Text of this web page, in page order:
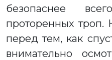
безопаснее
проторенных троп.
перед тем, как
внимательно